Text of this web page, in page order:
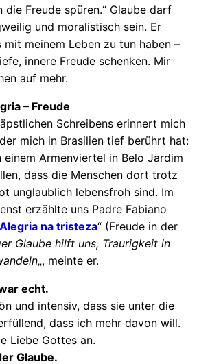
die Freude spüren.“ Glaube darf
und moralistisch sein. Er
mit meinem Leben zu tun haben –
innere Freude schenken. Mir
auf mehr.
– Freude
Schreibens erinnert mich
mich in Brasilien tief berührt hat:
einem Armenviertel in Belo Jardim
dass die Menschen dort trotz
unglaublich lebensfroh sind. Im
erzählte uns Padre Fabiano
Alegria na tristeza“ (Freude in der
Glaube hilft uns, Traurigkeit in
„, meinte er.
echt.
und intensiv, dass sie unter die
dass ich mehr davon will.
Liebe Gottes an.
Glaube.